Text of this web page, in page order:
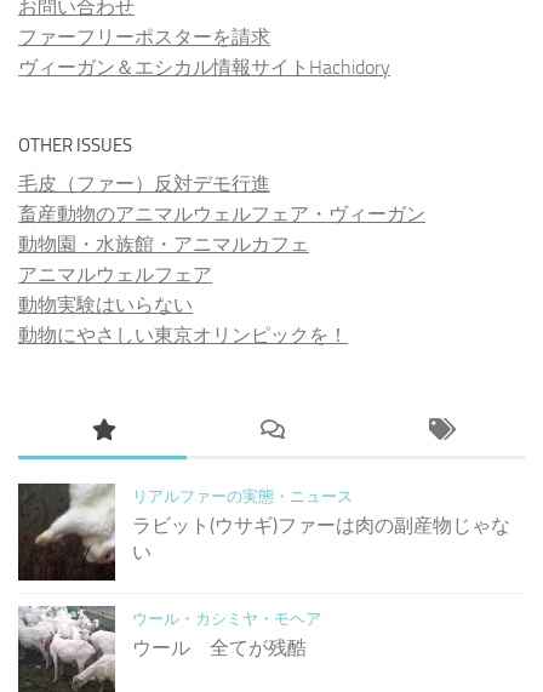
お問い合わせ
ファーフリーポスターを請求
ヴィーガン＆エシカル情報サイトHachidory
OTHER ISSUES
毛皮（ファー）反対デモ行進
畜産動物のアニマルウェルフェア・ヴィーガン
動物園・水族館・アニマルカフェ
アニマルウェルフェア
動物実験はいらない
動物にやさしい東京オリンピックを！
リアルファーの実態・ニュース
ラビット(ウサギ)ファーは肉の副産物じゃな
い
ウール・カシミヤ・モヘア
ウール 全てが残酷